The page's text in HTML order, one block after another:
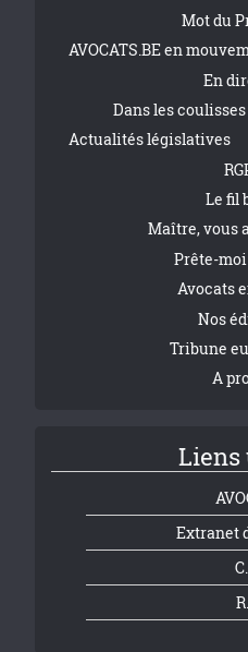
Tribune FooterMot du
AVOCATS.BE en
En
Dans les
Actualités législatives
Le fil
Maître, vous
Prête-
Avocats
Nos
Tribune
A
Liens
Extranet